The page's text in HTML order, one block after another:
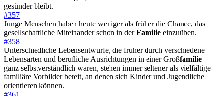
gesünder bleibt.
#357
Junge Menschen haben heute weniger als früher die Chance, das
gesellschaftliche Miteinander schon in derFamilie einzuüben.
#358
Unterschiedliche Lebensentwürfe, die früher durch verschiedene
Lebensarten und berufliche Ausrichtungen in einer Großfamilie
ganz selbstverständlich waren, stehen immer seltener als vielfältige
familiäre Vorbilder bereit, an denen sich Kinder und Jugendliche
orientieren können.